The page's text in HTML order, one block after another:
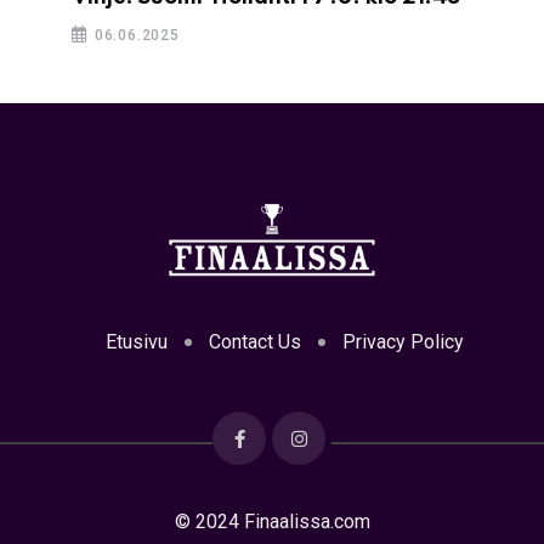
06.06.2025
Etusivu Contact Us Privacy Policy
© 2024 Finaalissa.com